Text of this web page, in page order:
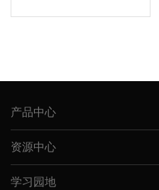
产品中心
资源中心
学习园地